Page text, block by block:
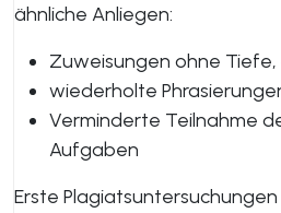
ähnliche Anliegen:
Zuweisungen ohne
wiederholte
Verminderte Teilnahme
Aufgaben
Erste